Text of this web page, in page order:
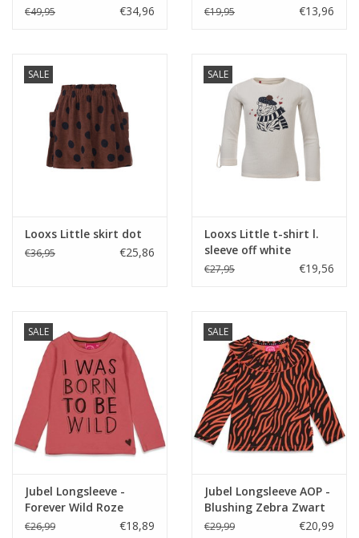
€49,95 €34,96 €19,95 €13,96
SALE
Looxs Little skirt dot
€36,95 €25,86
SALE
Looxs Little t-shirt l.
sleeve off white
€27,95 €19,56
SALE
Jubel Longsleeve -
Forever Wild Roze
€26,99 €18,89
SALE
Jubel Longsleeve AOP -
Blushing Zebra Zwart
€29,99 €20,99